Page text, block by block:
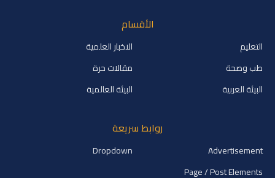
الأقسام
التعليم
الاخبار العلمية
طب وصحة
مقالات حرة
البيئة العربية
البيئة العالمية
روابط سريعة
Advertisement
Dropdown
Page / Post Elements